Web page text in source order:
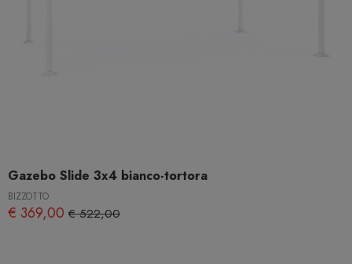
Gazebo Slide 3x4 bianco-tortora
BIZZOTTO
€ 369,00 € 522,00